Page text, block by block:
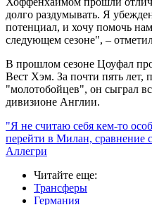
долго раздумывать. Я
потенциал, и хочу помочь
следующем сезоне", –
В прошлом сезоне Цоуфал
Вест Хэм. За почти пять лет,
"молотобойцев", он сыграл
дивизионе Англии.
"Я не считаю себя кем-то
перейти в Милан,
Аллегри
Читайте еще:
Трансферы
Германия